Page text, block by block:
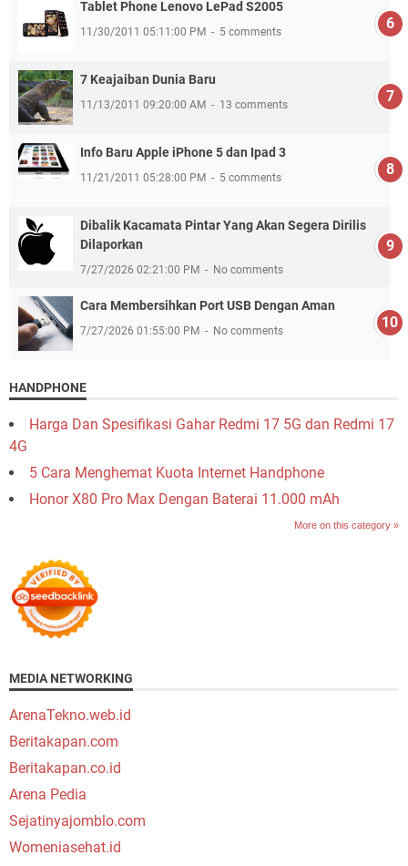
Tablet Phone Lenovo LePad S2005
11/30/2011 05:11:00 PM 5 comments
7 Keajaiban Dunia Baru
11/13/2011 09:20:00 AM 13 comments
Info Baru Apple iPhone 5 dan Ipad 3
11/21/2011 05:28:00 PM 5 comments
Dibalik Kacamata Pintar Yang Akan Segera Dirilis
Dilaporkan
7/27/2026 02:21:00 PM No comments
Cara Membersihkan Port USB Dengan Aman
7/27/2026 01:55:00 PM No comments
HANDPHONE
Harga Dan Spesifikasi Gahar Redmi 17 5G dan Redmi 17
4G
5 Cara Menghemat Kuota Internet Handphone
Honor X80 Pro Max Dengan Baterai 11.000 mAh
More on this category »
MEDIA NETWORKING
ArenaTekno.web.id
Beritakapan.com
Beritakapan.co.id
Arena Pedia
Sejatinyajomblo.com
Womeniasehat.id